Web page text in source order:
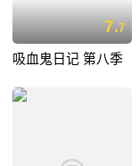
7.7
吸血鬼日记 第八季